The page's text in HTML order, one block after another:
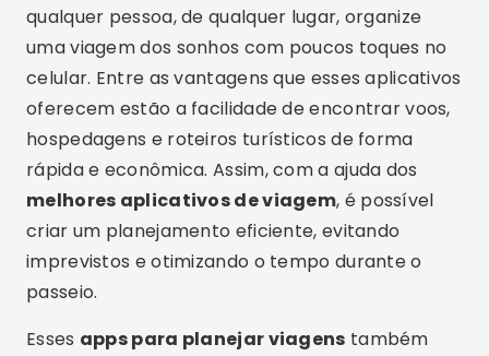
qualquer pessoa, de qualquer lugar, organize
uma viagem dos sonhos com poucos toques no
celular. Entre as vantagens que esses aplicativos
oferecem estão a facilidade de encontrar voos,
hospedagens e roteiros turísticos de forma
rápida e econômica. Assim, com a ajuda dos
melhores aplicativos de viagem, é possível
criar um planejamento eficiente, evitando
imprevistos e otimizando o tempo durante o
passeio.
Esses apps para planejar viagens também